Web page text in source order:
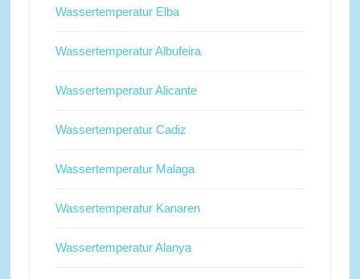
Wassertemperatur Elba
Wassertemperatur Albufeira
Wassertemperatur Alicante
Wassertemperatur Cadiz
Wassertemperatur Malaga
Wassertemperatur Kanaren
Wassertemperatur Alanya